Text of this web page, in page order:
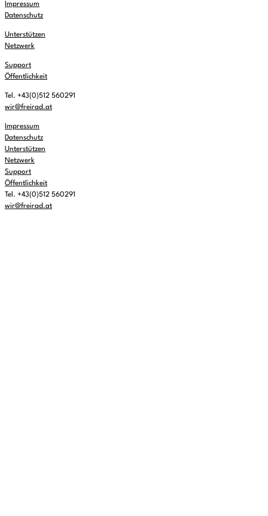
Impressum
Datenschutz
Unterstützen
Netzwerk
Support
Öffentlichkeit
Tel. +43(0)512 560291
wir@freirad.at
Impressum
Datenschutz
Unterstützen
Netzwerk
Support
Öffentlichkeit
Tel. +43(0)512 560291
wir@freirad.at